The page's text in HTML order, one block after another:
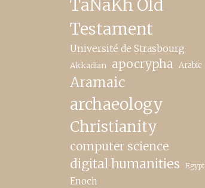
TaNaKh Old
Testament
Université de Strasbourg
Akkadian apocrypha Arabic
Aramaic
archaeology
Christianity
computer science
digital humanities Egypt
Enoch